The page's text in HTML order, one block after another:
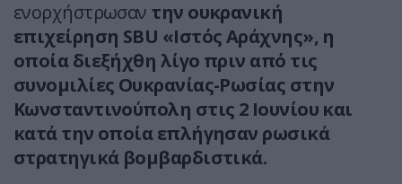
ενορχήστρωσαν την ουκρανική
επιχείρηση SBU «Ιστός Αράχνης», η
οποία διεξήχθη λίγο πριν από τις
συνομιλίες Ουκρανίας-Ρωσίας στην
Κωνσταντινούπολη στις 2 Ιουνίου και
κατά την οποία επλήγησαν ρωσικά
στρατηγικά βομβαρδιστικά.